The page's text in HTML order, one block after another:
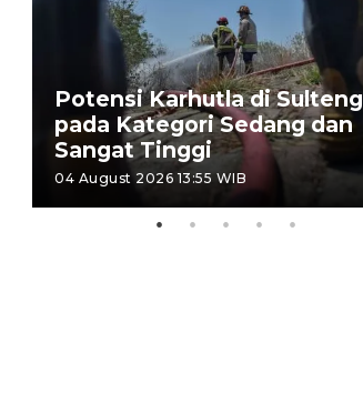
Potensi Karhutla di Sulteng
pada Kategori Sedang dan
Sangat Tinggi
04 August 2026 13:55 WIB